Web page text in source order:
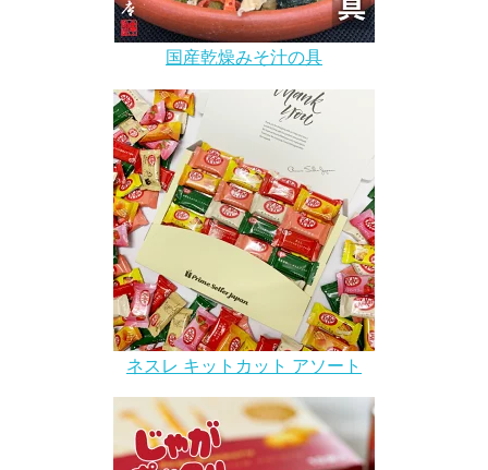
国産乾燥みそ汁の具
ネスレ キットカット アソート